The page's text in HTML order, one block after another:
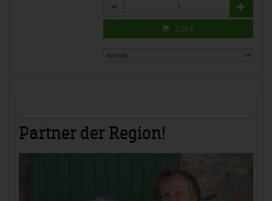
Anzahl
2,59 €
Partner der Region!